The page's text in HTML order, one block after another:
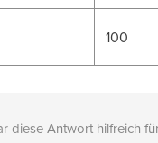
100
diese Antwort hilfreich